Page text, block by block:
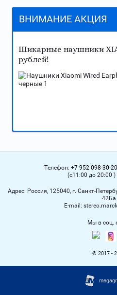
ВНИМАНИЕ АКЦИЯ
Шикарные наушники
рублей!
Телефон: +7 952 098-30-
(с11:00 до 20:00
Адрес: Россия, 125040, г. Санкт-
42Ба
Е-mail:
Мы в соц.
© 2017 -